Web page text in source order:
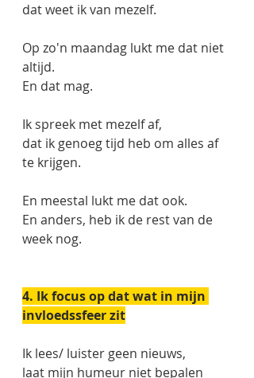
dat weet ik van mezelf.
Op zo'n maandag lukt me dat niet
altijd.
En dat mag.
Ik spreek met mezelf af,
dat ik genoeg tijd heb om alles af
te krijgen.
En meestal lukt me dat ook.
En anders, heb ik de rest van de
week nog.
4. Ik focus op dat wat in mijn
invloedssfeer zit
Ik lees/ luister geen nieuws,
laat mijn humeur niet bepalen